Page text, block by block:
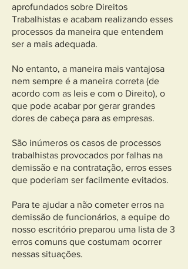
aprofundados sobre Direitos
Trabalhistas e acabam realizando esses
processos da maneira que entendem
ser a mais adequada.
No entanto, a maneira mais vantajosa
nem sempre é a maneira correta (de
acordo com as leis e com o Direito), o
que pode acabar por gerar grandes
dores de cabeça para as empresas.
São inúmeros os casos de processos
trabalhistas provocados por falhas na
demissão e na contratação, erros esses
que poderiam ser facilmente evitados.
Para te ajudar a não cometer erros na
demissão de funcionários, a equipe do
nosso escritório preparou uma lista de 3
erros comuns que costumam ocorrer
nessas situações.